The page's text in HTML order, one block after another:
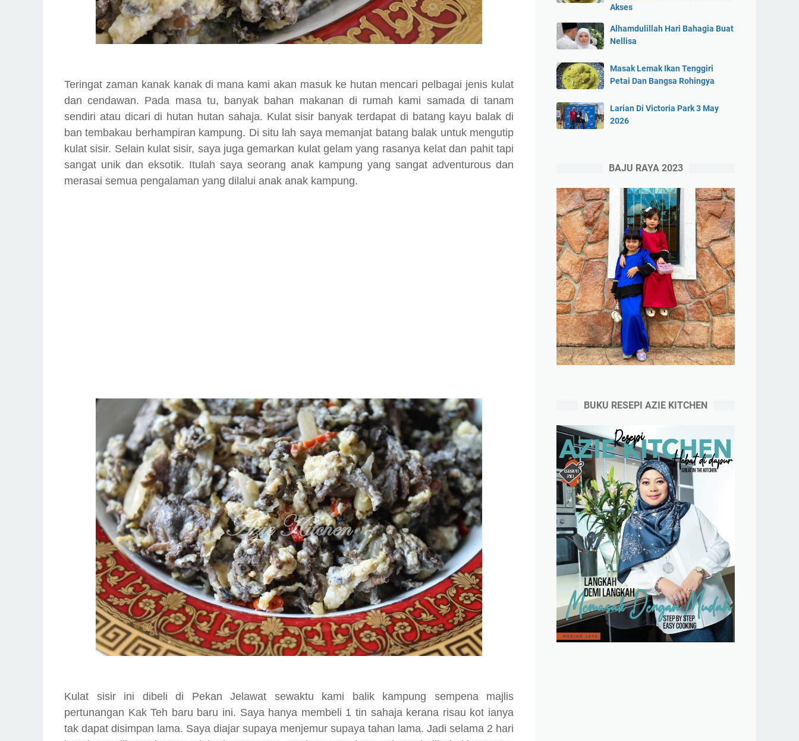
Teringat zaman kanak kanak di mana kami akan masuk ke hutan mencari pelbagai jenis kulat
dan cendawan. Pada masa tu, banyak bahan makanan di rumah kami samada di tanam
sendiri atau dicari di hutan hutan sahaja. Kulat sisir banyak terdapat di batang kayu balak di
ban tembakau berhampiran kampung. Di situ lah saya memanjat batang balak untuk mengutip
kulat sisir. Selain kulat sisir, saya juga gemarkan kulat gelam yang rasanya kelat dan pahit tapi
sangat unik dan eksotik. Itulah saya seorang anak kampung yang sangat adventurous dan
merasai semua pengalaman yang dilalui anak anak kampung.
Kulat sisir ini dibeli di Pekan Jelawat sewaktu kami balik kampung sempena majlis
pertunangan Kak Teh baru baru ini. Saya hanya membeli 1 tin sahaja kerana risau kot ianya
tak dapat disimpan lama. Saya diajar supaya menjemur supaya tahan lama. Jadi selama 2 hari
Akses
Alhamdulillah Hari Bahagia Buat
Nellisa
Masak Lemak Ikan Tenggiri
Petai Dan Bangsa Rohingya
Larian Di Victoria Park 3 May
2026
BAJU RAYA 2023
BUKU RESEPI AZIE KITCHEN